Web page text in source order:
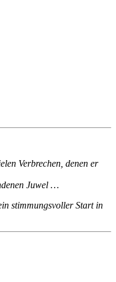
Verbrechen, denen er
Juwel …
stimmungsvoller Start in